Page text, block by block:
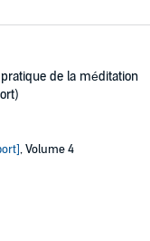
de la méditation
, Volume 4